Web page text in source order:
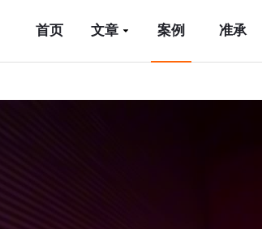
首页 文章 案例 准承